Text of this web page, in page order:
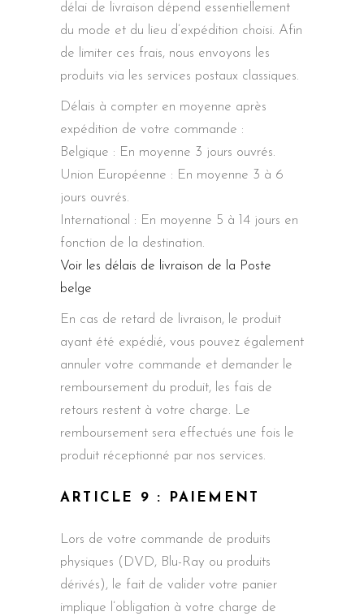
délai de livraison dépend essentiellement
du mode et du lieu d’expédition choisi. Afin
de limiter ces frais, nous envoyons les
produits via les services postaux classiques.
Délais à compter en moyenne après
expédition de votre commande :
Belgique : En moyenne 3 jours ouvrés.
Union Européenne : En moyenne 3 à 6
jours ouvrés.
International : En moyenne 5 à 14 jours en
fonction de la destination.
Voir les délais de livraison de la Poste
belge
En cas de retard de livraison, le produit
ayant été expédié, vous pouvez également
annuler votre commande et demander le
remboursement du produit, les fais de
retours restent à votre charge. Le
remboursement sera effectués une fois le
produit réceptionné par nos services.
ARTICLE 9 : PAIEMENT
Lors de votre commande de produits
physiques (DVD, Blu-Ray ou produits
dérivés), le fait de valider votre panier
implique l’obligation à votre charge de